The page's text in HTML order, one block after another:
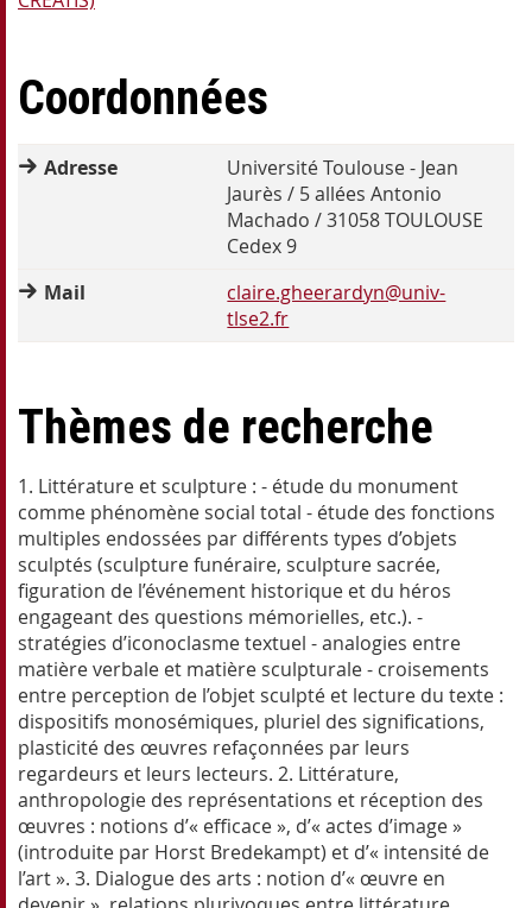
Coordonnées
Adresse
Université Toulouse - Jean
Jaurès / 5 allées Antonio
Machado / 31058 TOULOUSE
Cedex 9
Mail
claire.gheerardyn@univ-
tlse2.fr
Thèmes de recherche
1. Littérature et sculpture : - étude du monument
comme phénomène social total - étude des fonctions
multiples endossées par différents types d’objets
sculptés (sculpture funéraire, sculpture sacrée,
figuration de l’événement historique et du héros
engageant des questions mémorielles, etc.). -
stratégies d’iconoclasme textuel - analogies entre
matière verbale et matière sculpturale - croisements
entre perception de l’objet sculpté et lecture du texte :
dispositifs monosémiques, pluriel des significations,
plasticité des œuvres refaçonnées par leurs
regardeurs et leurs lecteurs. 2. Littérature,
anthropologie des représentations et réception des
œuvres : notions d’« efficace », d’« actes d’image »
(introduite par Horst Bredekampt) et d’« intensité de
l’art ». 3. Dialogue des arts : notion d’« œuvre en